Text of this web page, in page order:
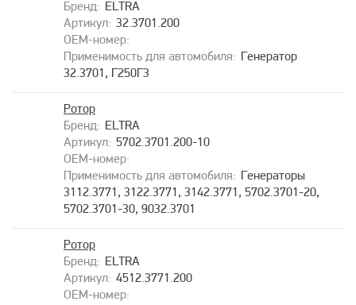
ELTRA
32.3701.200
Генератор
32.3701, Г250Г3
ELTRA
5702.3701.200-10
Ротор
Генераторы
3112.3771, 3122.3771, 3142.3771, 5702.3701-20,
5702.3701-30, 9032.3701
ELTRA
4512.3771.200
Ротор